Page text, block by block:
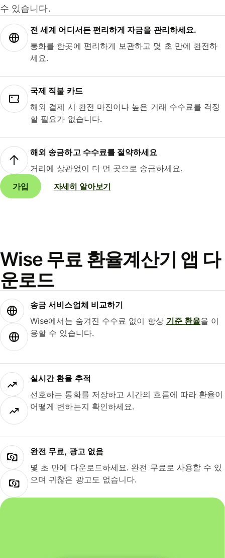
수 있습니다.
전 세계 어디서든 편리하게 자금을 관리하세요.
통화를 한곳에 편리하게 보관하고 몇 초 만에 환전하
세요.
국제 직불 카드
해외 결제 시 환전 마진이나 높은 거래 수수료를 걱정
할 필요가 없습니다.
해외 송금하고 수수료를 절약하세요
거리에 상관없이 더 먼 곳으로 송금하세요.
가입
자세히 알아보기
Wise 무료 환율계산기 앱 다
운로드
송금 서비스업체 비교하기
Wise에서는 숨겨진 수수료 없이 항상 기준 환율을 이
용할 수 있습니다.
실시간 환율 추적
선호하는 통화를 저장하고 시간의 흐름에 따라 환율이
어떻게 변하는지 확인하세요.
완전 무료, 광고 없음
몇 초 만에 다운로드하세요. 완전 무료로 사용할 수 있
으며 귀찮은 광고도 없습니다.